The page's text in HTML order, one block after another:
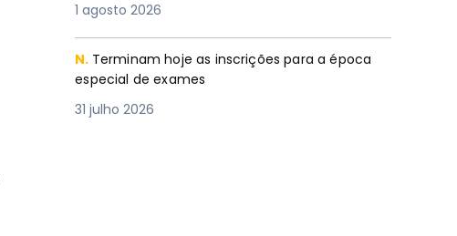
1 agosto 2026
N. Terminam hoje as inscrições para a época
especial de exames
31 julho 2026